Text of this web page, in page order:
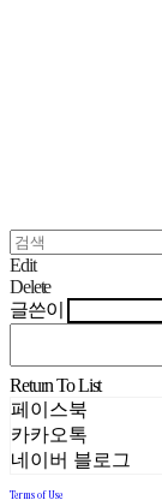
Edit
Delete
글쓴이
Return To List
페이스북
카카오톡
네이버 블로그
Terms of Use